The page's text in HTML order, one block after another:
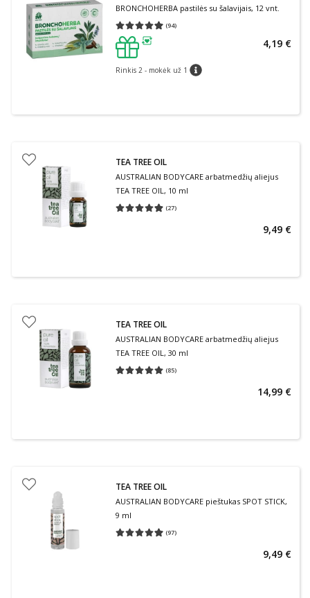
BRONCHOHERBA pastilės su šalavijais, 12 vnt.
(94)
Vidutinis įvertinimas 4.94
patarimas
Rinkis 2 - mokėk už 1 patarimas
4,19 €
TEA TREE OIL
AUSTRALIAN BODYCARE arbatmedžių aliejus
TEA TREE OIL, 10 ml
(27)
Vidutinis įvertinimas 4.89
9,49 €
TEA TREE OIL
AUSTRALIAN BODYCARE arbatmedžių aliejus
TEA TREE OIL, 30 ml
(85)
Vidutinis įvertinimas 5.00
14,99 €
TEA TREE OIL
AUSTRALIAN BODYCARE pieštukas SPOT STICK,
9 ml
(97)
Vidutinis įvertinimas 4.93
9,49 €